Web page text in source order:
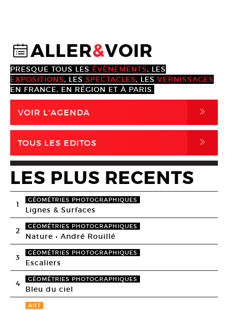
@ALLER&VOIR
PRESQUE TOUS LES ÉVÈNEMENTS, LES
EXPOSITIONS, LES SPECTACLES, LES VERNISSAGES
EN FRANCE, EN RÉGION ET À PARIS.
VOIR L'AGENDA ,
TOUS LES EDITOS ,
LES PLUS RECENTS
1 GÉOMÉTRIES PHOTOGRAPHIQUES
Lignes & Surfaces
2 GÉOMÉTRIES PHOTOGRAPHIQUES
Nature • André Rouillé
3 GÉOMÉTRIES PHOTOGRAPHIQUES
Escaliers
4 GÉOMÉTRIES PHOTOGRAPHIQUES
Bleu du ciel
ART